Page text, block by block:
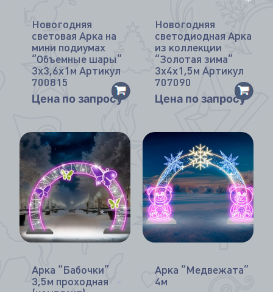
Новогодняя
световая Арка на
мини подиумах
“Объемные шары”
3х3,6х1м Артикул
700815
Цена по запросу
Новогодняя
светодиодная Арка
из коллекции
“Золотая зима”
3х4х1,5м Артикул
707090
Цена по запросу
Арка “Бабочки”
3,5м проходная
Арка “Медвежата”
4м
*